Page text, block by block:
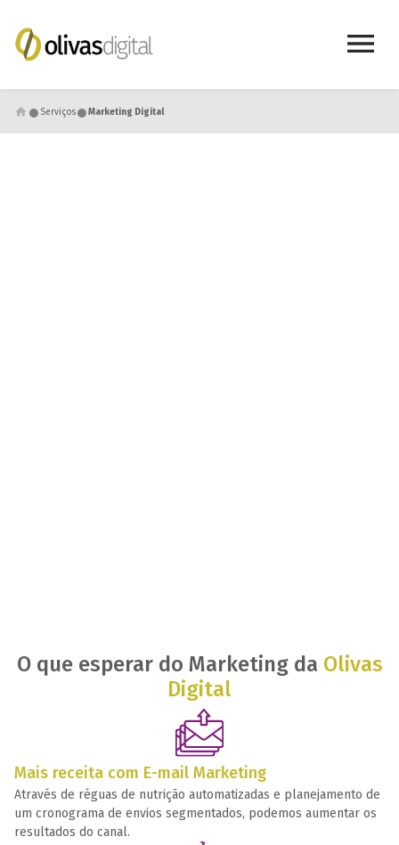
● Serviços●Marketing Digital
O que esperar do Marketing da Olivas
Digital
Mais receita com E-mail Marketing
Através de réguas de nutrição automatizadas e planejamento de
um cronograma de envios segmentados, podemos aumentar os
resultados do canal.